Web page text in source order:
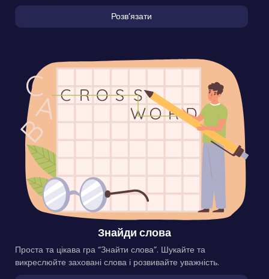
Розвʼязати
Знайди слова
Проста та цікава гра “Знайти слова”. Шукайте та
викреслюйте заховані слова і розвивайте уважність.